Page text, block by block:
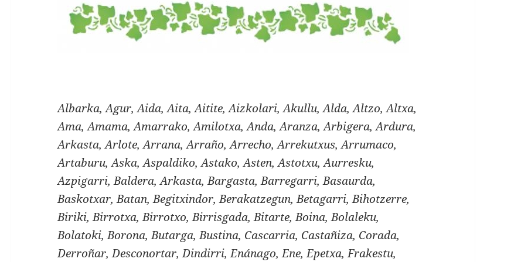
Albarka, Agur, Aida, Aita, Aitite, Aizkolari, Akullu, Alda, Altzo, Altxa,
Ama, Amama, Amarrako, Amilotxa, Anda, Aranza, Arbigera, Ardura,
Arkasta, Arlote, Arrana, Arraño, Arrecho, Arrekutxus, Arrumaco,
Artaburu, Aska, Aspaldiko, Astako, Asten, Astotxu, Aurresku,
Azpigarri, Baldera, Arkasta, Bargasta, Barregarri, Basaurda,
Baskotxar, Batan, Begitxindor, Berakatzegun, Betagarri, Bihotzerre,
Biriki, Birrotxa, Birrotxo, Birrisgada, Bitarte, Boina, Bolaleku,
Bolatoki, Borona, Butarga, Bustina, Cascarria, Castañiza, Corada,
Derroñar, Desconortar, Dindirri, Enánago, Ene, Epetxa, Frakestu,